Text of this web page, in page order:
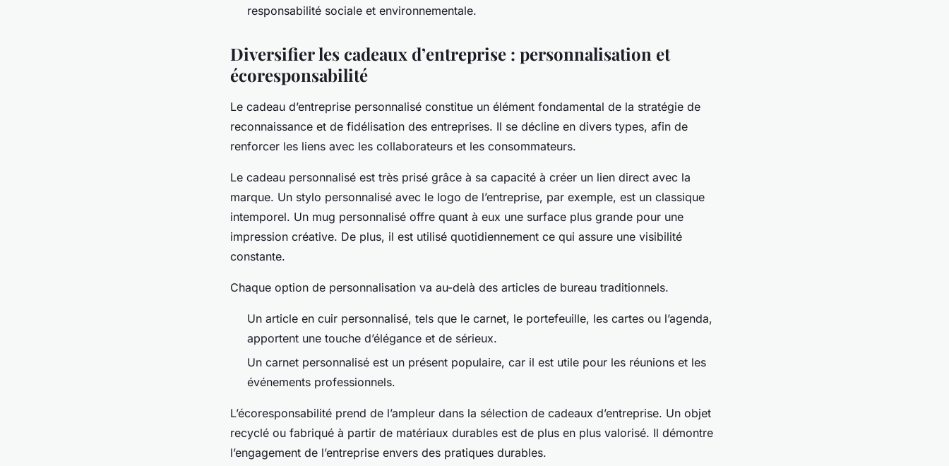
responsabilité sociale et environnementale.
Diversifier les cadeaux d’entreprise : personnalisation et
écoresponsabilité
Le cadeau d’entreprise personnalisé constitue un élément fondamental de la stratégie de
reconnaissance et de fidélisation des entreprises. Il se décline en divers types, afin de
renforcer les liens avec les collaborateurs et les consommateurs.
Le cadeau personnalisé est très prisé grâce à sa capacité à créer un lien direct avec la
marque. Un stylo personnalisé avec le logo de l’entreprise, par exemple, est un classique
intemporel. Un mug personnalisé offre quant à eux une surface plus grande pour une
impression créative. De plus, il est utilisé quotidiennement ce qui assure une visibilité
constante.
Chaque option de personnalisation va au-delà des articles de bureau traditionnels.
Un article en cuir personnalisé, tels que le carnet, le portefeuille, les cartes ou l’agenda,
apportent une touche d’élégance et de sérieux.
Un carnet personnalisé est un présent populaire, car il est utile pour les réunions et les
événements professionnels.
L’écoresponsabilité prend de l’ampleur dans la sélection de cadeaux d’entreprise. Un objet
recyclé ou fabriqué à partir de matériaux durables est de plus en plus valorisé. Il démontre
l’engagement de l’entreprise envers des pratiques durables.